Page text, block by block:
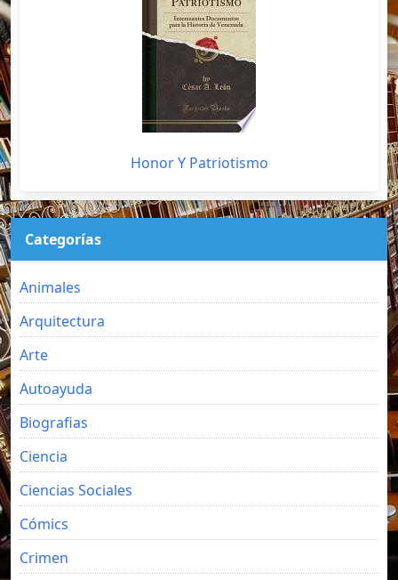
Honor Y Patriotismo
Categorías
Animales
Arquitectura
Arte
Autoayuda
Biografias
Ciencia
Ciencias Sociales
Cómics
Crimen